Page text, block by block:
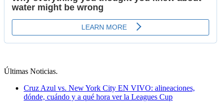
Últimas Noticias.
Cruz Azul vs. New York City EN VIVO: alineaciones,
dónde, cuándo y a qué hora ver la Leagues Cup